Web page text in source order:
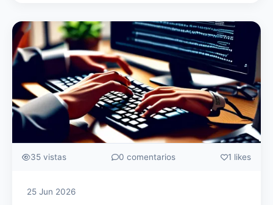
35 vistas 0 comentarios 1 likes
25 Jun 2026